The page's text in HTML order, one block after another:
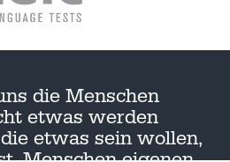
die Menschen
etwas werden
etwas sein wollen,